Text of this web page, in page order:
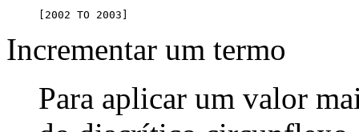
[2002 TO 2003]
Incrementar um termo
Para aplicar um valor